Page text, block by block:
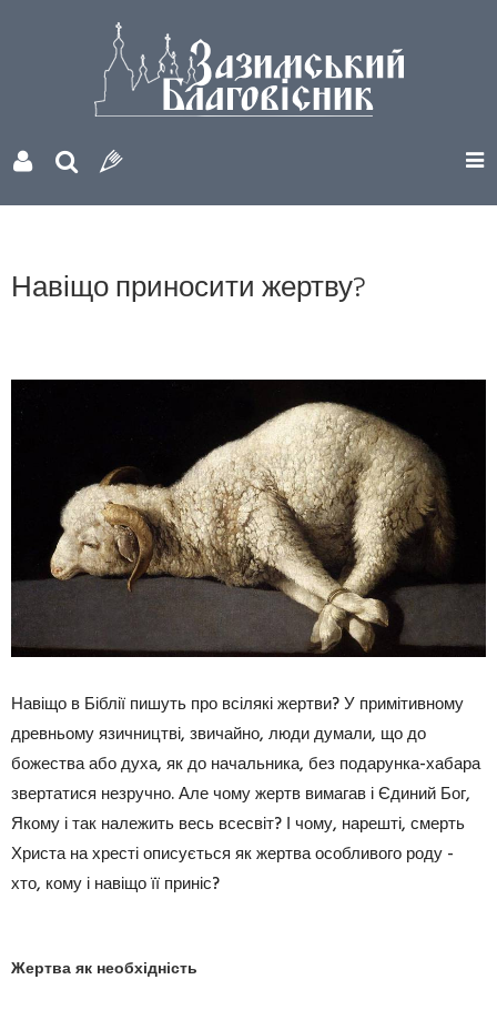
Навіщо приносити жертву?
Навіщо в Біблії пишуть про всілякі жертви? У примітивному
древньому язичництві, звичайно, люди думали, що до
божества або духа, як до начальника, без подарунка-хабара
звертатися незручно. Але чому жертв вимагав і Єдиний Бог,
Якому і так належить весь всесвіт? І чому, нарешті, смерть
Христа на хресті описується як жертва особливого роду -
хто, кому і навіщо її приніс?
Жертва як необхідність